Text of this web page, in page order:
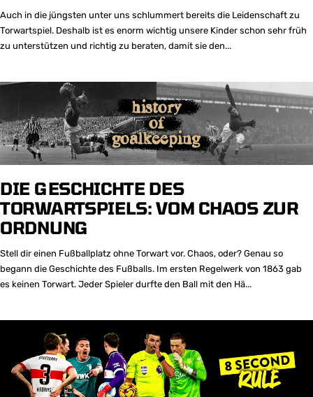
Auch in die jüngsten unter uns schlummert bereits die Leidenschaft zu
Torwartspiel. Deshalb ist es enorm wichtig unsere Kinder schon sehr früh
zu unterstützen und richtig zu beraten, damit sie den...
DIE GESCHICHTE DES
TORWARTSPIELS: VOM CHAOS ZUR
ORDNUNG
Stell dir einen Fußballplatz ohne Torwart vor. Chaos, oder? Genau so
begann die Geschichte des Fußballs. Im ersten Regelwerk von 1863 gab
es keinen Torwart. Jeder Spieler durfte den Ball mit den Hä...